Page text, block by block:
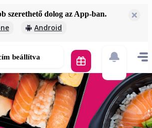
szerethető dolog az App-ban.
Android
🚀
Ft
30-50 perc
beállítva